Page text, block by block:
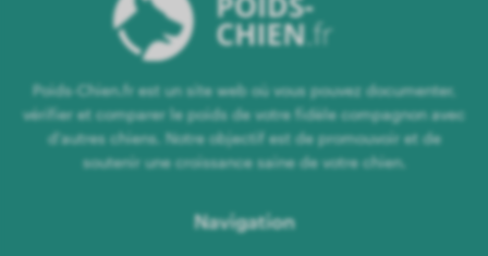
Poids-Chien.fr est un site web où vous pouvez documenter,
vérifier et comparer le poids de votre fidèle compagnon avec
d'autres chiens. Notre objectif est de promouvoir et de
soutenir une croissance saine de votre chien.
Navigation